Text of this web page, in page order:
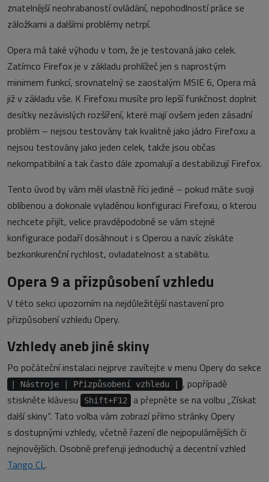
znatelnější neohrabaností ovládání, nepohodlností práce se
záložkami a dalšími problémy netrpí.
Opera má také výhodu v tom, že je testovaná jako celek.
Zatímco Firefox je v základu prohlížeč jen s naprostým
minimem funkcí, srovnatelný se zaostalým MSIE 6, Opera má
již v základu vše. K Firefoxu musíte pro lepší funkčnost doplnit
desítky nezávislých rozšíření, které mají ovšem jeden zásadní
problém – nejsou testovány tak kvalitně jako jádro Firefoxu a
nejsou testovány jako jeden celek, takže jsou občas
nekompatibilní a tak často dále zpomalují a destabilizují Firefox.
Tento úvod by vám měl vlastně říci jediné – pokud máte svoji
oblíbenou a dokonale vyladěnou konfiguraci Firefoxu, o kterou
nechcete přijít, velice pravděpodobně se vám stejné
konfigurace podaří dosáhnout i s Operou a navíc získáte
bezkonkurenční rychlost, ovladatelnost a stabilitu.
Opera 9 a přizpůsobení vzhledu
V této sekci upozorním na nejdůležitější nastavení pro
přizpůsobení vzhledu Opery.
Vzhledy aneb jiné skiny
Po počáteční instalaci nejprve zavítejte v menu Opery do sekce
| Nástroje | Přizpůsobení vzhledu |
, popřípadě
stiskněte klávesu
Shift+F12
a přepněte se na volbu „Získat
další skiny“. Tato volba vám zobrazí přímo stránky Opery
s dostupnými vzhledy, včetně řazení dle nejpopulárnějších či
nejnovějších. Osobně preferuji jednoduchý a decentní vzhled
Tango CL.